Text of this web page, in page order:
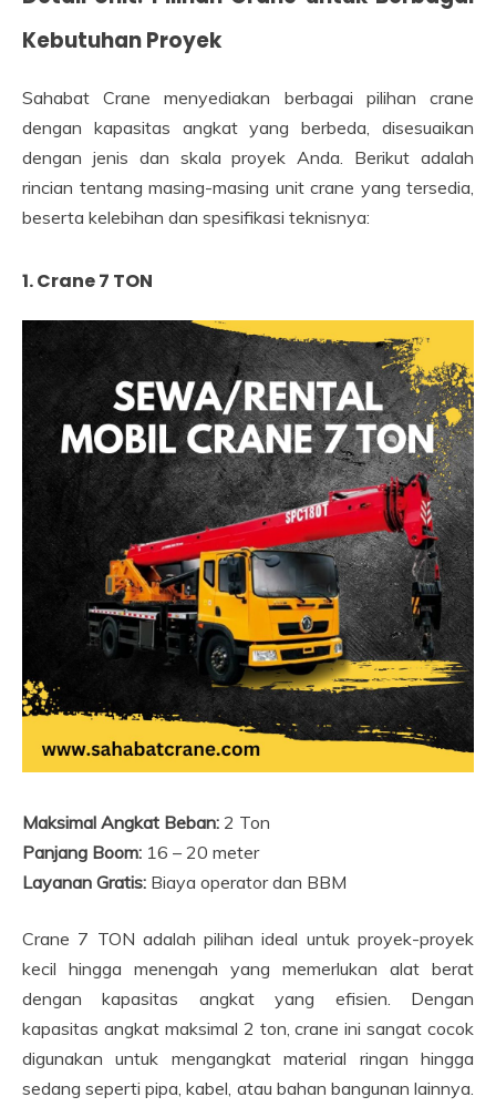
Kebutuhan Proyek
Sahabat Crane menyediakan berbagai pilihan crane
dengan kapasitas angkat yang berbeda, disesuaikan
dengan jenis dan skala proyek Anda. Berikut adalah
rincian tentang masing-masing unit crane yang tersedia,
beserta kelebihan dan spesifikasi teknisnya:
1. Crane 7 TON
Maksimal Angkat Beban: 2 Ton
Panjang Boom: 16 – 20 meter
Layanan Gratis: Biaya operator dan BBM
Crane 7 TON adalah pilihan ideal untuk proyek-proyek
kecil hingga menengah yang memerlukan alat berat
dengan kapasitas angkat yang efisien. Dengan
kapasitas angkat maksimal 2 ton, crane ini sangat cocok
digunakan untuk mengangkat material ringan hingga
sedang seperti pipa, kabel, atau bahan bangunan lainnya.